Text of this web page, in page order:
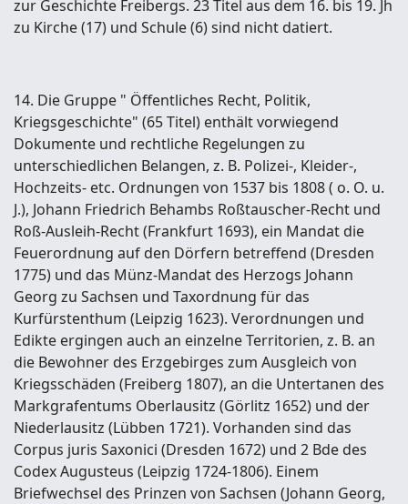
zur Geschichte Freibergs. 23 Titel aus dem 16. bis 19. Jh
zu Kirche (17) und Schule (6) sind nicht datiert.
14. Die Gruppe " Öffentliches Recht, Politik,
Kriegsgeschichte" (65 Titel) enthält vorwiegend
Dokumente und rechtliche Regelungen zu
unterschiedlichen Belangen, z. B. Polizei-, Kleider-,
Hochzeits- etc. Ordnungen von 1537 bis 1808 ( o. O. u.
J.), Johann Friedrich Behambs Roßtauscher-Recht und
Roß-Ausleih-Recht (Frankfurt 1693), ein Mandat die
Feuerordnung auf den Dörfern betreffend (Dresden
1775) und das Münz-Mandat des Herzogs Johann
Georg zu Sachsen und Taxordnung für das
Kurfürstenthum (Leipzig 1623). Verordnungen und
Edikte ergingen auch an einzelne Territorien, z. B. an
die Bewohner des Erzgebirges zum Ausgleich von
Kriegsschäden (Freiberg 1807), an die Untertanen des
Markgrafentums Oberlausitz (Görlitz 1652) und der
Niederlausitz (Lübben 1721). Vorhanden sind das
Corpus juris Saxonici (Dresden 1672) und 2 Bde des
Codex Augusteus (Leipzig 1724-1806). Einem
Briefwechsel des Prinzen von Sachsen (Johann Georg,